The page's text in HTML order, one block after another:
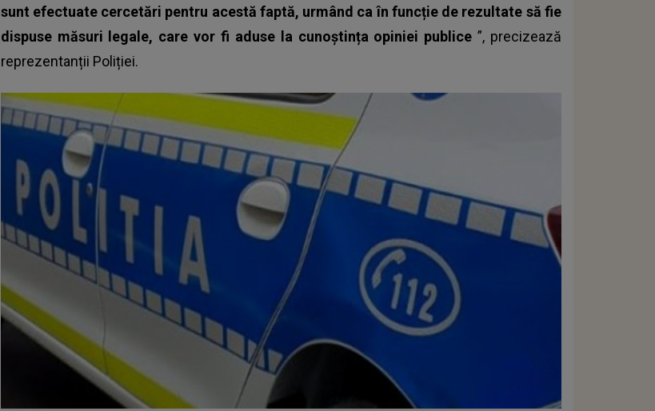
sunt efectuate cercetări pentru acestă faptă, urmând ca în funcție de rezultate să fie
dispuse măsuri legale, care vor fi aduse la cunoștința opiniei publice”, precizează
reprezentanții Poliției.